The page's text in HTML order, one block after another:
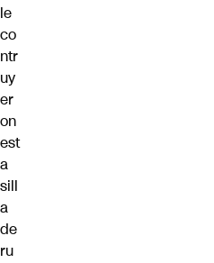
le
co
ntr
uy
er
on
est
a
sill
a
de
ru